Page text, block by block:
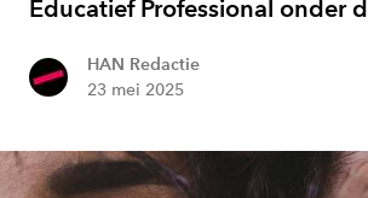
Educatief Professional onder
HAN Redactie
23 mei 2025